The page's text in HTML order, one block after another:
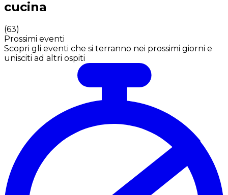
cucina
(63)
Prossimi eventi
Scopri gli eventi che si terranno nei prossimi giorni e
unisciti ad altri ospiti